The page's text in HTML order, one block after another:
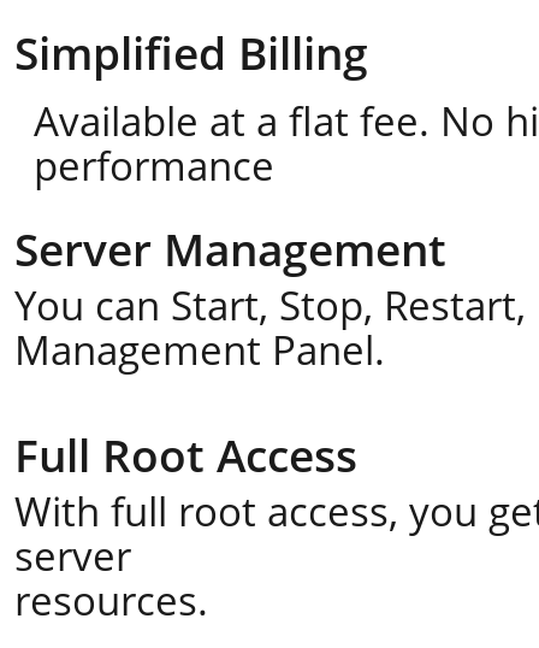
Simplified Billing
Available at a flat fee. No
performance
Server Management
You can Start, Stop,
Management Panel.
Full Root Access
With full root access, you
server
resources.